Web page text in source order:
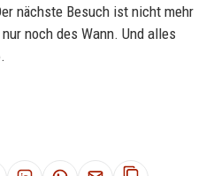
nächste Besuch ist nicht mehr
noch des Wann. Und alles